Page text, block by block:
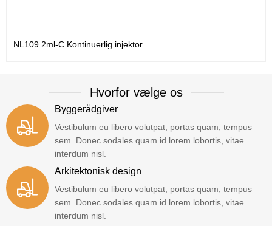
NL109 2ml-C Kontinuerlig injektor
Hvorfor vælge os
Byggerådgiver
Vestibulum eu libero volutpat, portas quam, tempus
sem. Donec sodales quam id lorem lobortis, vitae
interdum nisl.
Arkitektonisk design
Vestibulum eu libero volutpat, portas quam, tempus
sem. Donec sodales quam id lorem lobortis, vitae
interdum nisl.